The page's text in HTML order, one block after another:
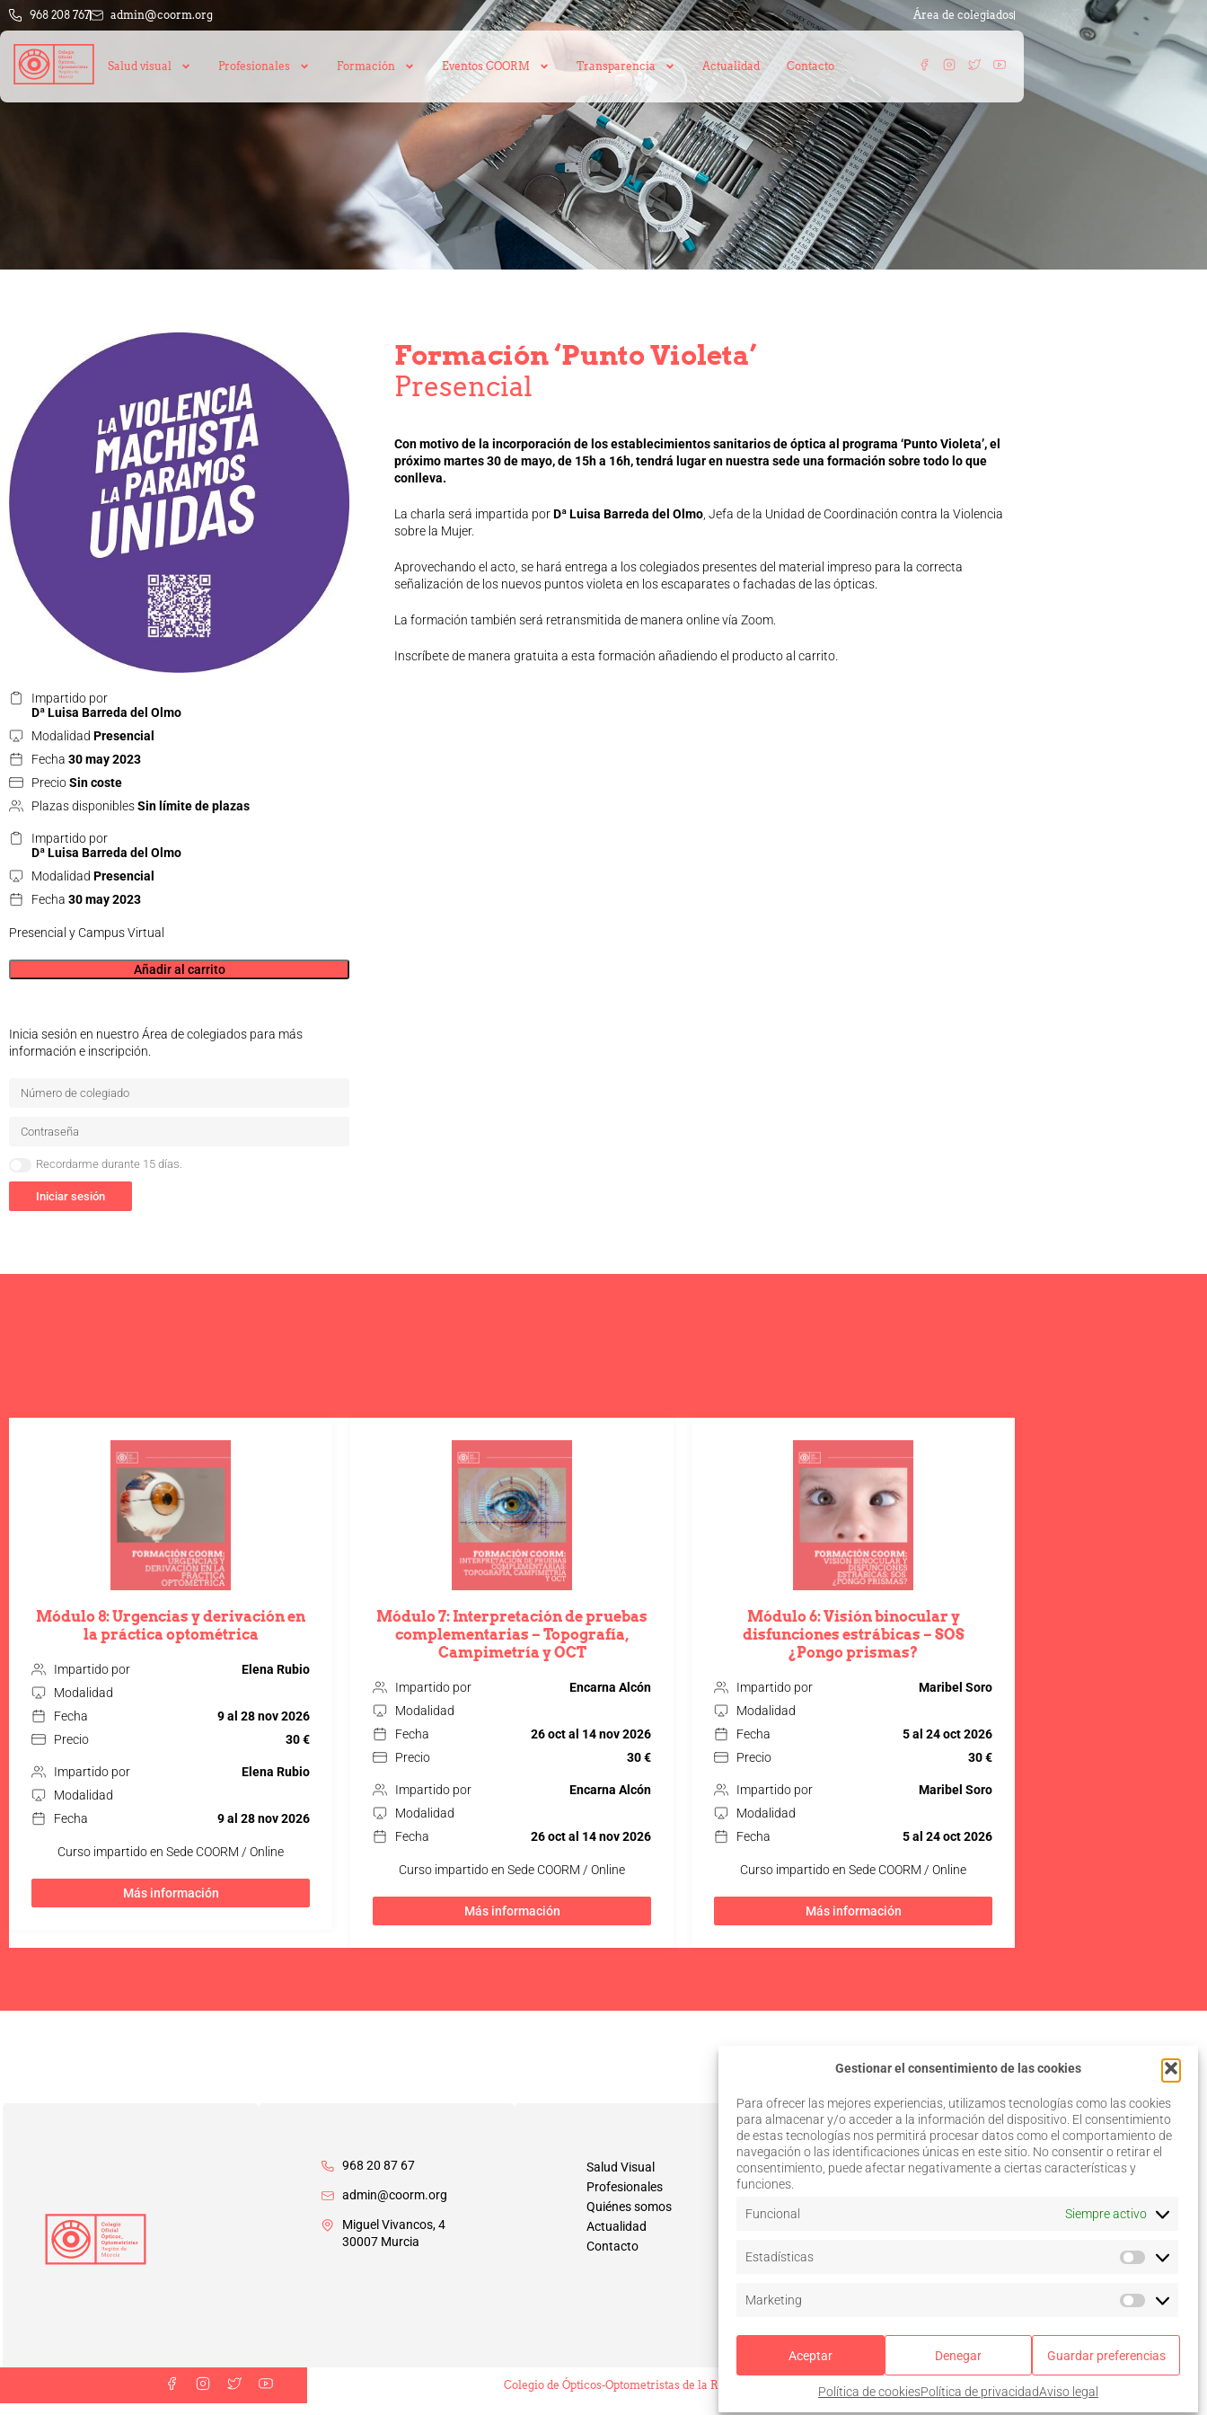
Gestionar el consentimiento de las cookies
Para ofrecer las mejores experiencias, utilizamos tecnologías como las cookies
para almacenar y/o acceder a la información del dispositivo. El consentimiento
de estas tecnologías nos permitirá procesar datos como el comportamiento de
navegación o las identificaciones únicas en este sitio. No consentir o retirar el
consentimiento, puede afectar negativamente a ciertas características y
funciones.
Funcional Siempre activo
Estadísticas
Marketing
Aceptar Denegar Guardar preferencias
Política de cookiesPolítica de privacidadAviso legal
968 208 767 admin@coorm.org Área de colegiados
Salud visual Profesionales Formación Eventos COORM Transparencia Actualidad Contacto
Impartido por
Dª Luisa Barreda del Olmo
Modalidad Presencial
Fecha 30 may 2023
PrecioSin coste
Plazas disponiblesSin límite de plazas
Impartido por
Dª Luisa Barreda del Olmo
Modalidad Presencial
Fecha 30 may 2023
Presencial y Campus Virtual
Añadir al carrito
Inicia sesión en nuestro Área de colegiados para más
información e inscripción.
Recordarme durante 15 días.
Iniciar sesión
Formación ‘Punto Violeta’
Presencial
Con motivo de la incorporación de los establecimientos sanitarios de óptica al programa ‘Punto Violeta’, el
próximo martes 30 de mayo, de 15h a 16h, tendrá lugar en nuestra sede una formación sobre todo lo que
conlleva.
La charla será impartida porDª Luisa Barreda del Olmo , Jefa de la Unidad de Coordinación contra la Violencia
sobre la Mujer.
Aprovechando el acto, se hará entrega a los colegiados presentes del material impreso para la correcta
señalización de los nuevos puntos violeta en los escaparates o fachadas de las ópticas.
La formación también será retransmitida de manera online vía Zoom.
Inscríbete de manera gratuita a esta formación añadiendo el producto al carrito.
Módulo 8: Urgencias y derivación en
la práctica optométrica
Impartido por
Elena Rubio
Modalidad
Fecha
9 al 28 nov 2026
Precio
30 €
Impartido por
Elena Rubio
Modalidad
Fecha
9 al 28 nov 2026
Curso impartido en Sede COORM / Online
Más información
Módulo 7: Interpretación de pruebas
complementarias – Topografía,
Campimetría y OCT
Impartido por
Encarna Alcón
Modalidad
Fecha
26 oct al 14 nov 2026
Precio
30 €
Impartido por
Encarna Alcón
Modalidad
Fecha
26 oct al 14 nov 2026
Curso impartido en Sede COORM / Online
Más información
Módulo 6: Visión binocular y
disfunciones estrábicas – SOS
¿Pongo prismas?
Impartido por
Maribel Soro
Modalidad
Fecha
5 al 24 oct 2026
Precio
30 €
Impartido por
Maribel Soro
Modalidad
Fecha
5 al 24 oct 2026
Curso impartido en Sede COORM / Online
Más información
968 20 87 67
admin@coorm.org
Miguel Vivancos, 4
30007 Murcia
Salud Visual
Profesionales
Quiénes somos
Actualidad
Contacto
Aviso legal
Colegio de Ópticos-Optometristas de la Región de Murcia © 2026. Todos los derechos reservados.